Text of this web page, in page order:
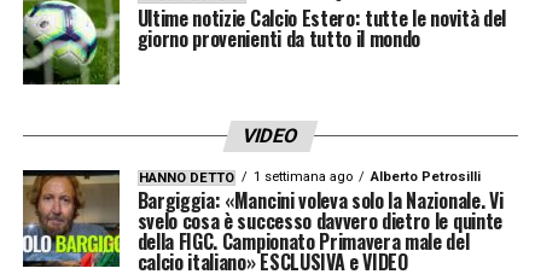
primo tempo, sfruttando una perfetta
punizione tagliata calciata dal compianto
José Antonio Reyes, Juanito svettò
imperiosamente a centro area, trafiggendo
il portiere saudita con un colpo di testa
potente e preciso. Quel gol rimane la sua
gemma più preziosa in maglia nazionale, il
Ultime notizie Calcio Estero: tutte le novità del
giorno provenienti da tutto il mondo
VIDEO
HANNO DETTO 1 settimana ago Alberto Petrosilli
Bargiggia: «Mancini voleva solo la Nazionale. Vi
svelo cosa è successo davvero dietro le quinte
della FIGC. Campionato Primavera male del
calcio italiano» ESCLUSIVA e VIDEO